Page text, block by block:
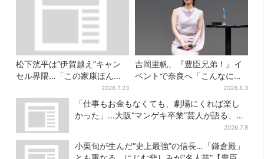
松下洸平は“伊賀越え”キャン
セル界隈…「この家康ほんと
憎たらしいな」【豊臣兄弟】
2026.7.23
吉岡里帆、『豊臣兄弟！』イ
ベントで奈良へ「こんなに楽
しんでもらえてうれしい」2026.8.3
「仕事もお金もなくても、劇場にくれば楽し
かった」…大阪“マンゲキ卒業”芸人が語る、漫
2026.7.8
小栗旬が生んだ“史上最強”の信長…「鎌倉殿」